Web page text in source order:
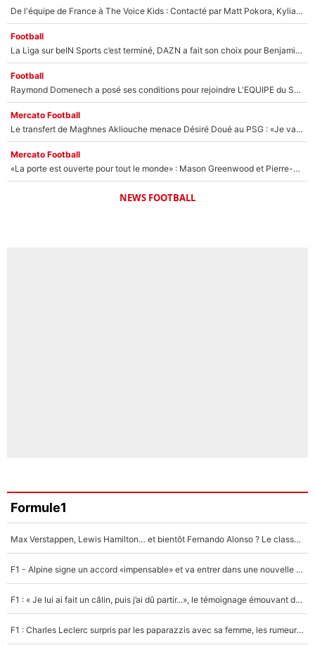
De l'équipe de France à The Voice Kids : Contacté par Matt Pokora, Kylian Mbappé a accepté de jouer un rôle inédit sur TF1 !
Football
La Liga sur beIN Sports c’est terminé, DAZN a fait son choix pour Benjamin Da Silva et Omar Da Fonseca !
Football
Raymond Domenech a posé ses conditions pour rejoindre L'EQUIPE du Soir : Il refuse de faire l'émission avec un autre chroniqueur !
Mercato Football
Le transfert de Maghnes Akliouche menace Désiré Doué au PSG : «Je valide à 200%»
Mercato Football
«La porte est ouverte pour tout le monde» : Mason Greenwood et Pierre-Emerick Aubameyang ont quitté l'OM, Amine Gouiri balance sur la suite du mercato et sur la réaction du vestiaire !
NEWS FOOTBALL
Formule1
Max Verstappen, Lewis Hamilton… et bientôt Fernando Alonso ? Le classement des pilotes les mieux payés en Formule 1 risque de changer !
F1 - Alpine signe un accord «impensable» et va entrer dans une nouvelle dimension : Grande nouvelle pour Pierre Gasly !
F1 : « Je lui ai fait un câlin, puis j’ai dû partir...», le témoignage émouvant de Max Verstappen sur sa fille
F1 : Charles Leclerc surpris par les paparazzis avec sa femme, les rumeurs étaient vraies !